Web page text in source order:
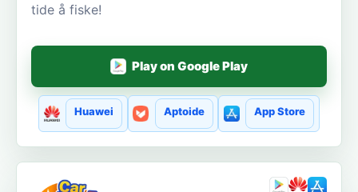
tide å fiske!
Play on Google Play
Huawei Aptoide App Store